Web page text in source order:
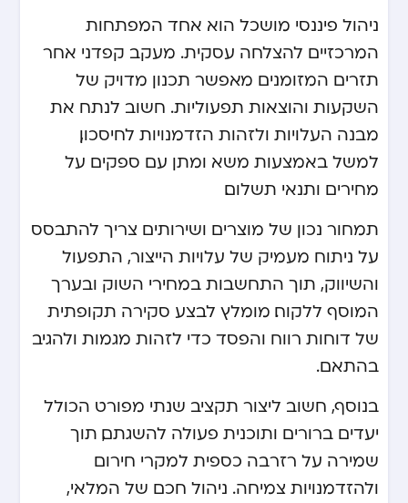
ניהול פיננסי מושכל הוא אחד המפתחות
המרכזיים להצלחה עסקית. מעקב קפדני אחר
תזרים המזומנים מאפשר תכנון מדויק של
השקעות והוצאות תפעוליות. חשוב לנתח את
מבנה העלויות ולזהות הזדמנויות לחיסכון,
למשל באמצעות משא ומתן עם ספקים על
מחירים ותנאי תשלום.
תמחור נכון של מוצרים ושירותים צריך להתבסס
על ניתוח מעמיק של עלויות הייצור, התפעול
והשיווק, תוך התחשבות במחירי השוק ובערך
המוסף ללקוח. מומלץ לבצע סקירה תקופתית
של דוחות רווח והפסד כדי לזהות מגמות ולהגיב
בהתאם.
בנוסף, חשוב ליצור תקציב שנתי מפורט הכולל
יעדים ברורים ותוכנית פעולה להשגתם, תוך
שמירה על רזרבה כספית למקרי חירום
ולהזדמנויות צמיחה. ניהול חכם של המלאי,